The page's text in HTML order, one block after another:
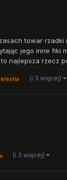
towar rzadki
jego inne fiki
najlepsza rzecz
(i 3 więcej)
(i 3 więcej)